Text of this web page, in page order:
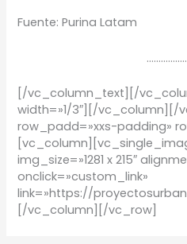
Fuente: Purina Latam
[/vc_column_text][/
width=»1/3″][/vc_column][/
row_padd=»xxs-padding»
img_size=»1281 x 215″
onclick=»custom_link»
link=»https://
[/vc_column][/vc_row]